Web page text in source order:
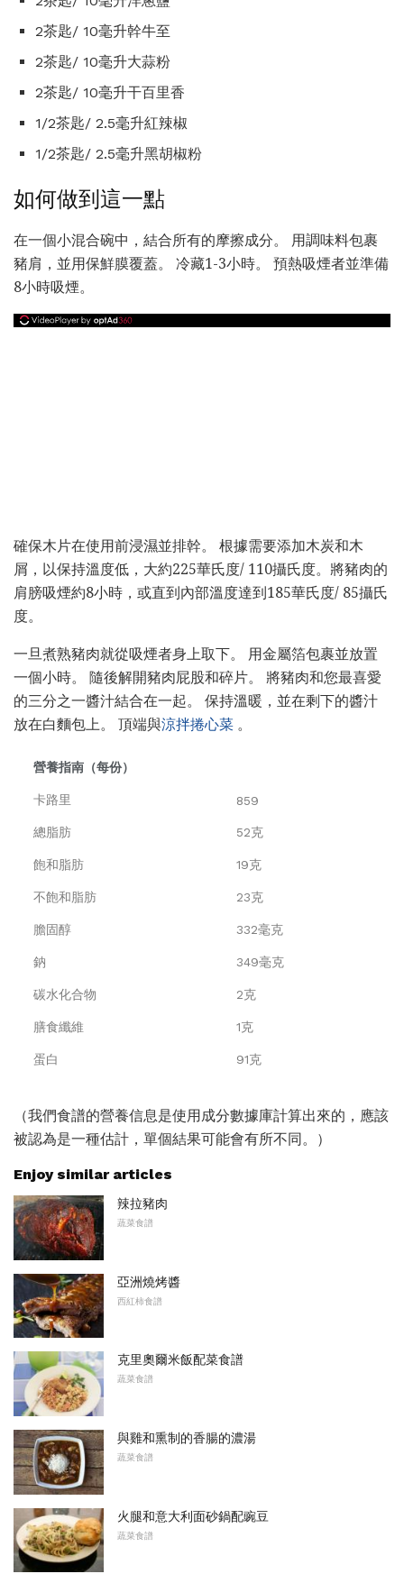
2茶匙/ 10毫升幹牛至
2茶匙/ 10毫升大蒜粉
2茶匙/ 10毫升干百里香
1/2茶匙/ 2.5毫升紅辣椒
1/2茶匙/ 2.5毫升黑胡椒粉
如何做到這一點
在一個小混合碗中，結合所有的摩擦成分。 用調味料包裹
豬肩，並用保鮮膜覆蓋。 冷藏1-3小時。 預熱吸煙者並準備
8小時吸煙。
確保木片在使用前浸濕並排幹。 根據需要添加木炭和木
屑，以保持溫度低，大約225華氏度/ 110攝氏度。將豬肉的
肩膀吸煙約8小時，或直到內部溫度達到185華氏度/ 85攝氏
度。
一旦煮熟豬肉就從吸煙者身上取下。 用金屬箔包裹並放置
一個小時。 隨後解開豬肉屁股和碎片。 將豬肉和您最喜愛
的三分之一醬汁結合在一起。 保持溫暖，並在剩下的醬汁
放在白麵包上。 頂端與涼拌捲心菜 。
營養指南（每份）
卡路里 859
總脂肪 52克
飽和脂肪 19克
不飽和脂肪 23克
膽固醇 332毫克
鈉 349毫克
碳水化合物 2克
膳食纖維 1克
蛋白 91克
（我們食譜的營養信息是使用成分數據庫計算出來的，應該
被認為是一種估計，單個結果可能會有所不同。）
Enjoy similar articles
辣拉豬肉
蔬菜食譜
亞洲燒烤醬
西紅柿食譜
克里奧爾米飯配菜食譜
蔬菜食譜
與雞和熏制的香腸的濃湯
蔬菜食譜
火腿和意大利面砂鍋配豌豆
蔬菜食譜